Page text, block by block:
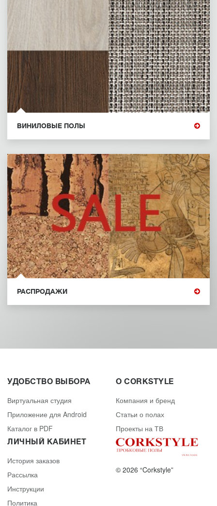
ВИНИЛОВЫЕ ПОЛЫ
РАСПРОДАЖИ
УДОБСТВО ВЫБОРА
Виртуальная студия
Приложение для Android
Каталог в PDF
О CORKSTYLE
Компания и бренд
Статьи о полах
Проекты на ТВ
ЛИЧНЫЙ КАБИНЕТ
История заказов
Рассылка
Инструкции
Политика
© 2026 “Corkstyle”